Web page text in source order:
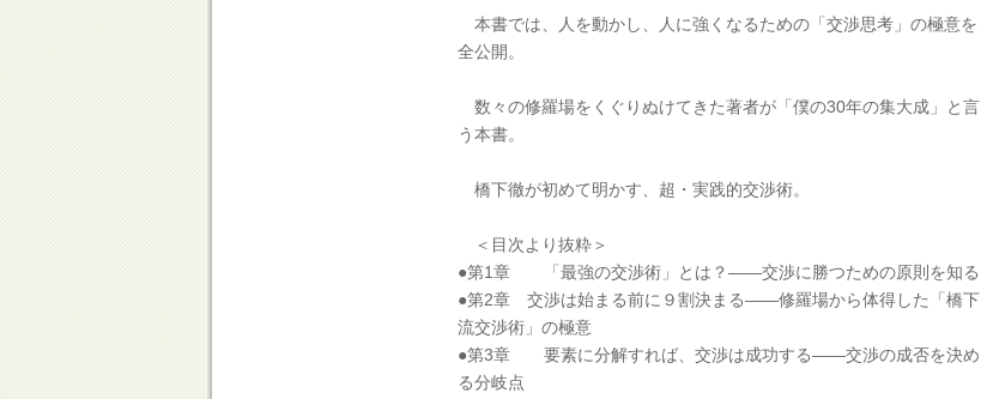
本書では、人を動かし、人に強くなるための「交渉思考」の極意を
全公開。
数々の修羅場をくぐりぬけてきた著者が「僕の30年の集大成」と言
う本書。
橋下徹が初めて明かす、超・実践的交渉術。
＜目次より抜粋＞
●第1章 「最強の交渉術」とは？――交渉に勝つための原則を知る
●第2章 交渉は始まる前に９割決まる――修羅場から体得した「橋下
流交渉術」の極意
●第3章 要素に分解すれば、交渉は成功する――交渉の成否を決め
る分岐点